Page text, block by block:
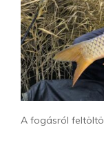
A fogásról